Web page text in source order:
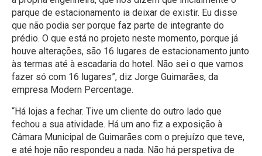
parque de estacionamento ia deixar de existir. Eu disse
que não podia ser porque faz parte de integrante do
prédio. O que está no projeto neste momento, porque já
houve alterações, são 16 lugares de estacionamento junto
às termas até à escadaria do hotel. Não sei o que vamos
fazer só com 16 lugares”, diz Jorge Guimarães, da
empresa Modern Percentage.
“Há lojas a fechar. Tive um cliente do outro lado que
fechou a sua atividade. Há um ano fiz a exposição à
Câmara Municipal de Guimarães com o prejuízo que teve,
e até hoje não respondeu a nada. Não há perspetiva de